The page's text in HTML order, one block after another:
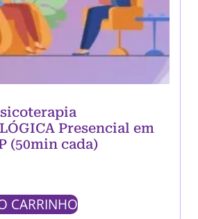
Presencial em
(50min cada)
CARRINHO